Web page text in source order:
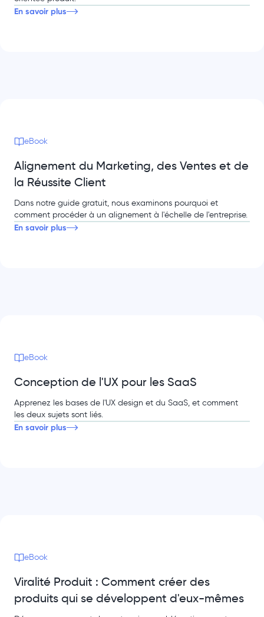
En savoir plus
eBook
Alignement du Marketing, des Ventes et de
la Réussite Client
Dans notre guide gratuit, nous examinons pourquoi et
comment procéder à un alignement à l'échelle de l'entreprise.
En savoir plus
eBook
Conception de l'UX pour les SaaS
Apprenez les bases de l'UX design et du SaaS, et comment
les deux sujets sont liés.
En savoir plus
eBook
Viralité Produit : Comment créer des
produits qui se développent d'eux-mêmes